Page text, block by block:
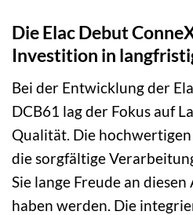
Die Elac Debut
Investition in
Bei der Entwicklung der
DCB61 lag der Fokus auf
Qualität. Die
die sorgfältige
Sie lange Freude an
haben werden. Die